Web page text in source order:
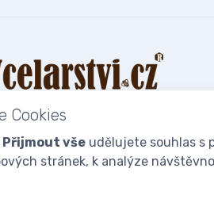
Všechna práva vyhrazena.|Staňte
Cookies
Přijmout vše udělujete souhlas s
stránek, k analýze